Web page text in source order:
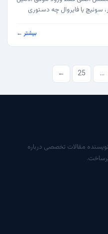
سوئیچ یا فایروال چه دستوری
بیشتر ←
…
25
←
مقالات تخصصی درباره